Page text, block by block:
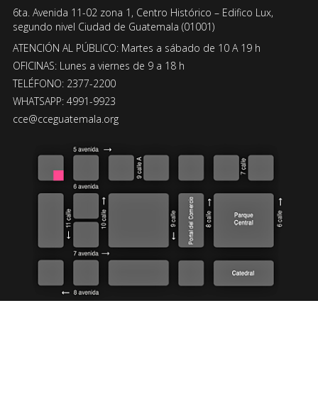
6ta. Avenida 11-02 zona 1, Centro Histórico – Edifico Lux,
segundo nivel Ciudad de Guatemala (01001)
ATENCIÓN AL PÚBLICO: Martes a sábado de 10 A 19 h
OFICINAS: Lunes a viernes de 9 a 18 h
TELÉFONO: 2377-2200
WHATSAPP: 4991-9923
cce@cceguatemala.org